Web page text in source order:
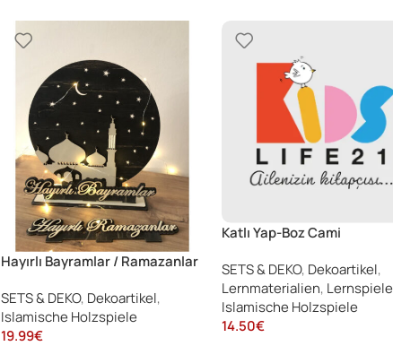
Hayırlı Bayramlar / Ramazanlar
SETS & DEKO, Dekoartikel,
Islamische Holzspiele
19.99€
Katlı Yap-Boz Cami
SETS & DEKO, Dekoartikel,
Lernmaterialien, Lernspiele
Islamische Holzspiele
14.50€